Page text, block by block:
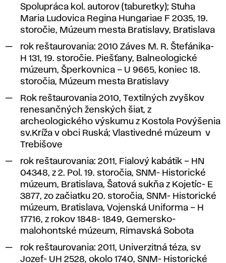
Spolupráca kol. autorov (taburetky); Stuha
Maria Ludovica Regina Hungariae F 2035, 19.
storočie, Múzeum mesta Bratislavy, Bratislava
rok reštaurovania: 2010 Záves M. R. Štefánika-
H 131, 19. storočie. Piešťany, Balneologické
múzeum, Šperkovnica – U 9665, koniec 18.
storočia, Múzeum mesta Bratislavy
Rok reštaurovania 2010, Textilných zvyškov
renesančných ženských šiat, z
archeologického výskumu z Kostola Povýšenia
sv.Kríža v obci Ruská; Vlastivedné múzeum v
Trebišove
rok reštaurovania: 2011, Fialový kabátik – HN
04348, z 2. Pol. 19. storočia, SNM- Historické
múzeum, Bratislava, Šatová sukňa z Kojetíc- E
3877, zo začiatku 20. storočia, SNM- Historické
múzeum, Bratislava, Vojenská Uniforma – H
17716, z rokov 1848- 1849, Gemersko-
malohontské múzeum, Rimavská Sobota
rok reštaurovania: 2011, Univerzitná téza, sv
Jozef- UH 2528, okolo 1740, SNM- Historické